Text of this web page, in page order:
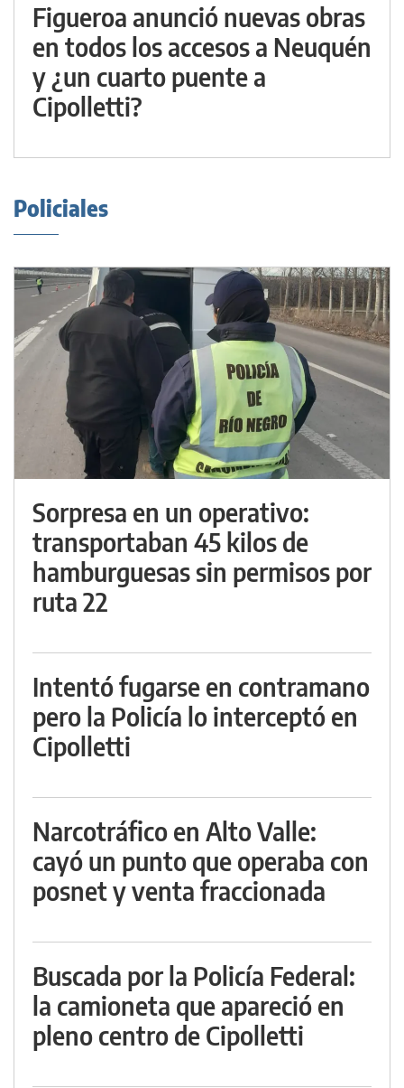
Figueroa anunció nuevas obras
en todos los accesos a Neuquén
y ¿un cuarto puente a
Cipolletti?
Policiales
Sorpresa en un operativo:
transportaban 45 kilos de
hamburguesas sin permisos por
ruta 22
Intentó fugarse en contramano
pero la Policía lo interceptó en
Cipolletti
Narcotráfico en Alto Valle:
cayó un punto que operaba con
posnet y venta fraccionada
Buscada por la Policía Federal:
la camioneta que apareció en
pleno centro de Cipolletti